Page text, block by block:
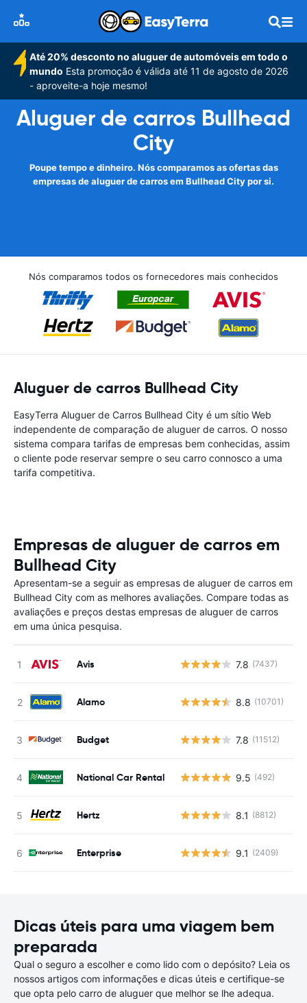
Até 20% desconto no aluguer de automóveis em todo o
mundo Esta promoção é válida até 11 de agosto de 2026
- aproveite-a hoje mesmo!
Aluguer de carros Bullhead
City
Poupe tempo e dinheiro. Nós comparamos as ofertas das
empresas de aluguer de carros em Bullhead City por si.
Nós comparamos todos os fornecedores mais conhecidos
Aluguer de carros Bullhead City
EasyTerra Aluguer de Carros Bullhead City é um sítio Web
independente de comparação de aluguer de carros. O nosso
sistema compara tarifas de empresas bem conhecidas, assim
o cliente pode reservar sempre o seu carro connosco a uma
tarifa competitiva.
Empresas de aluguer de carros em
Bullhead City
Apresentam-se a seguir as empresas de aluguer de carros em
Bullhead City com as melhores avaliações. Compare todas as
avaliações e preços destas empresas de aluguer de carros
em uma única pesquisa.
Avis 7.8 (7437)
Alamo 8.8 (10701)
Budget 7.8 (11512)
National Car Rental 9.5 (492)
Hertz 8.1 (8812)
Enterprise 9.1 (2409)
Dicas úteis para uma viagem bem
preparada
Qual o seguro a escolher e como lido com o depósito? Leia os
nossos artigos com informações e dicas úteis e certifique-se
que opta pelo carro de aluguer que melhor se lhe adequa.